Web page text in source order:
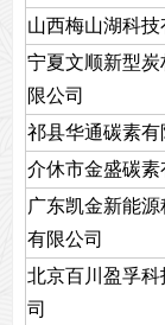
山西梅山湖科技
宁夏文顺新型炭
限公司
祁县华通碳素有
介休市金盛碳素
广东凯金新能
有限公司
北京百川盈孚科
司